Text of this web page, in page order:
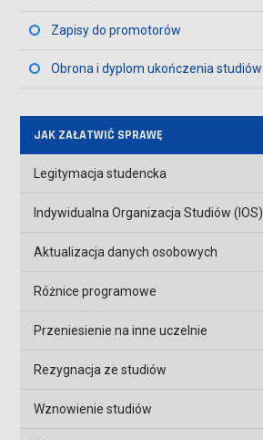
JAK ZAŁATWIĆ SPRAWĘ
Legitymacja studencka
Indywidualna Organizacja Studiów (IOS)
Aktualizacja danych osobowych
Różnice programowe
Przeniesienie na inne uczelnie
Rezygnacja ze studiów
Wznowienie studiów
Zapisy do promotorów
Obrona i dyplom ukończenia studiów